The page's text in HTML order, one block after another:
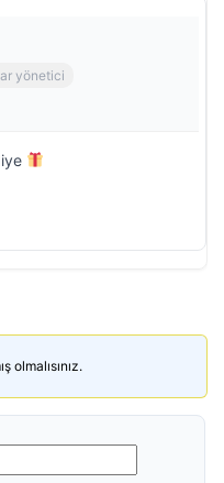
yönetici
olmalısınız.